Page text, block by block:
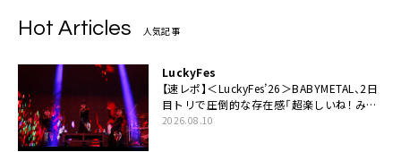
Hot Articles 人気記事
LuckyFes
【速レポ】＜LuckyFes’26＞BABYMETAL、2日
目トリで圧倒的な存在感「超楽しいね！ みん
なありがとう！」
2026.08.10